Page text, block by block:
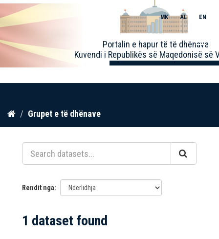
Kalo
përmbajtja
Portalin e hapur të të dhënave
Kuvendi i Republikës së Maqedonisë së
MK AL EN
Toggle
Grupet e të dhënave
Rendit nga
1 dataset found